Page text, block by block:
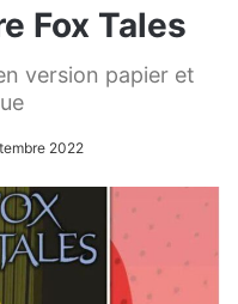
Fox Tales
version papier et
2022